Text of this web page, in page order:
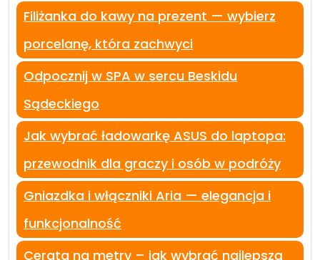
Filiżanka do kawy na prezent — wybierz
porcelanę, która zachwyci
Odpocznij w SPA w sercu Beskidu
Sądeckiego
Jak wybrać ładowarkę ASUS do laptopa:
przewodnik dla graczy i osób w podróży
Gniazdka i włączniki Aria — elegancja i
funkcjonalność
Cerata na metry – jak wybrać najlepszą